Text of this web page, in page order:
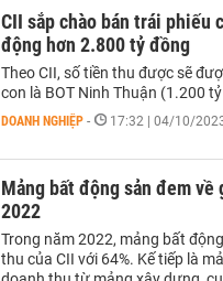
CII sắp chào bán trái phiếu
động hơn 2.800 tỷ đồng
Theo CII, số tiền thu được sẽ
con là BOT Ninh Thuận (1.200
DOANH NGHIỆP - 17:32 | 04/10/
Mảng bất động sản đem về
2022
Trong năm 2022, mảng bất
thu của CII với 64%. Kế tiếp là